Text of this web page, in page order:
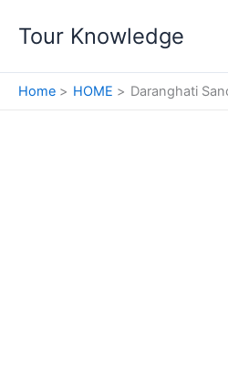
Tour Knowledge
Home HOME Daranghati